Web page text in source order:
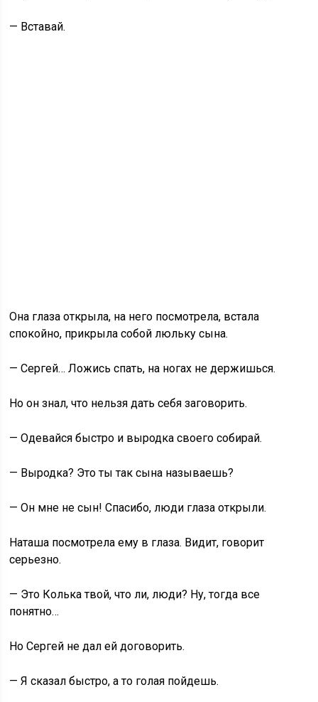
— Вставай.
Она глаза открыла, на него посмотрела, встала
спокойно, прикрыла собой люльку сына.
— Сергей… Ложись спать, на ногах не держишься.
Но он знал, что нельзя дать себя заговорить.
— Одевайся быстро и выродка своего собирай.
— Выродка? Это ты так сына называешь?
— Он мне не сын! Спасибо, люди глаза открыли.
Наташа посмотрела ему в глаза. Видит, говорит
серьезно.
— Это Колька твой, что ли, люди? Ну, тогда все
понятно…
Но Сергей не дал ей договорить.
— Я сказал быстро, а то голая пойдешь.